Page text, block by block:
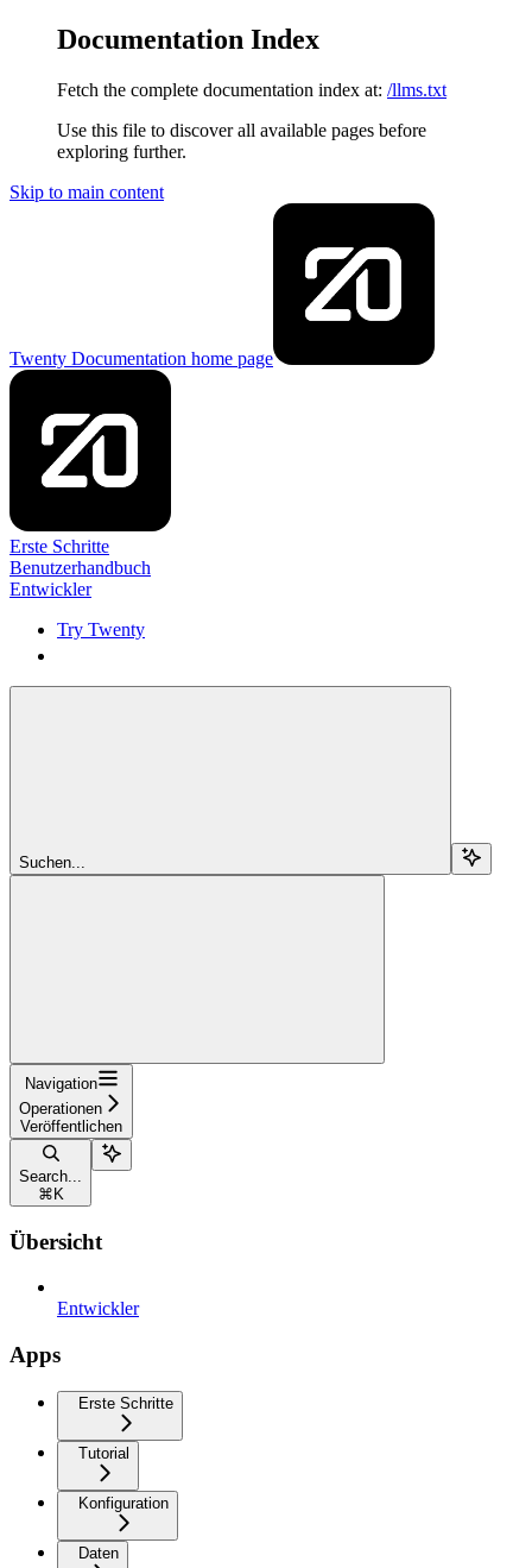
Documentation Index
Fetch the complete documentation index at: /llms.txt
Use this file to discover all available pages before
exploring further.
Skip to main content
Twenty Documentation home page
Erste Schritte
Benutzerhandbuch
Entwickler
Try Twenty
Suchen...
Navigation
Operationen
Veröffentlichen
Search...
⌘ K
Übersicht
Entwickler
Apps
Erste Schritte
Tutorial
Konfiguration
Daten